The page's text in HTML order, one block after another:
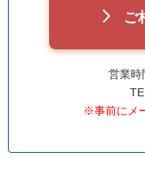
ご
営業時
※事前にメ